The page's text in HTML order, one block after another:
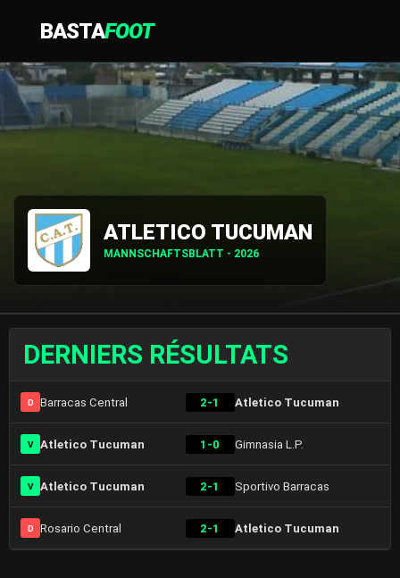
BASTAFOOT
ATLETICO TUCUMAN
MANNSCHAFTSBLATT - 2026
DERNIERS RÉSULTATS
D Barracas Central 2-1 Atletico Tucuman
V Atletico Tucuman 1-0 Gimnasia L.P.
V Atletico Tucuman 2-1 Sportivo Barracas
D Rosario Central 2-1 Atletico Tucuman